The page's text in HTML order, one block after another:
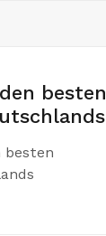
besten